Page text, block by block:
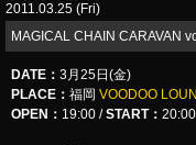
2011.03.25 (Fri)
MAGICAL CHAIN CARAVAN
DATE ： 3月25日(金)
PLACE ： 福岡 VOODOO
OPEN： 19:00 /START：